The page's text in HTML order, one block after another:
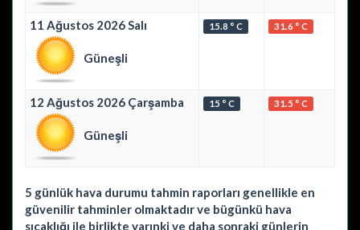
11 Ağustos 2026 Salı
Güneşli
15.8 ° C 31.6 ° C
12 Ağustos 2026 Çarşamba
Güneşli
15 ° C 31.5 ° C
5 günlük hava durumu tahmin raporları genellikle en
güvenilir tahminler olmaktadır ve bügünkü hava
sıcaklığı ile birlikte yarınki ve daha sonraki günlerin